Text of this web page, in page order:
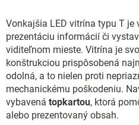
Vonkajšia LED vitrína typu T je
prezentáciu informácií či
viditeľnom mieste. Vitrína je
konštrukciou prispôsobená
odolná, a to nielen proti
mechanickému poškodeniu.
vybavená topkartou, ktorá
alebo prezentovaný obsah.